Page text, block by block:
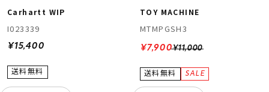
Carhartt WIP
I023339
¥15,400
TOY MACHINE
MTMPGSH3
¥11,000
¥7,900